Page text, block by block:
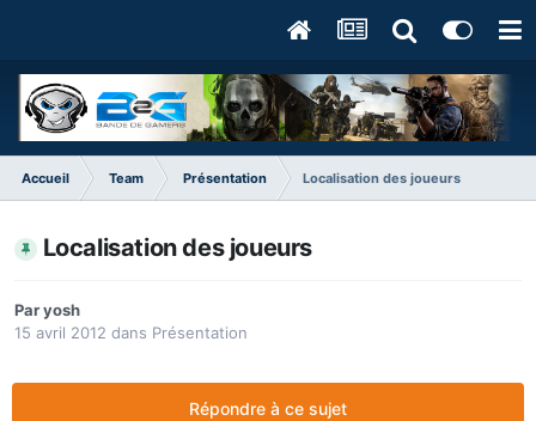
Accueil Team Présentation Localisation des joueurs
Localisation des joueurs
Paryosh
15 avril 2012 dans Présentation
Répondre à ce sujet